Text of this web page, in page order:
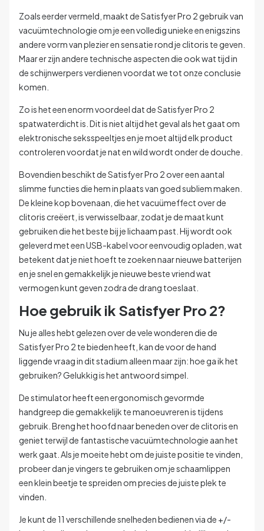
Zoals eerder vermeld, maakt de Satisfyer Pro 2 gebruik van
vacuümtechnologie om je een volledig unieke en enigszins
andere vorm van plezier en sensatie rond je clitoris te geven.
Maar er zijn andere technische aspecten die ook wat tijd in
de schijnwerpers verdienen voordat we tot onze conclusie
komen.
Zo is het een enorm voordeel dat de Satisfyer Pro 2
spatwaterdicht is. Dit is niet altijd het geval als het gaat om
elektronische seksspeeltjes en je moet altijd elk product
controleren voordat je nat en wild wordt onder de douche.
Bovendien beschikt de Satisfyer Pro 2 over een aantal
slimme functies die hem in plaats van goed subliem maken.
De kleine kop bovenaan, die het vacuümeffect over de
clitoris creëert, is verwisselbaar, zodat je de maat kunt
gebruiken die het beste bij je lichaam past. Hij wordt ook
geleverd met een USB-kabel voor eenvoudig opladen, wat
betekent dat je niet hoeft te zoeken naar nieuwe batterijen
en je snel en gemakkelijk je nieuwe beste vriend wat
vermogen kunt geven zodra de drang toeslaat.
Hoe gebruik ik Satisfyer Pro 2?
Nu je alles hebt gelezen over de vele wonderen die de
Satisfyer Pro 2 te bieden heeft, kan de voor de hand
liggende vraag in dit stadium alleen maar zijn: hoe ga ik het
gebruiken? Gelukkig is het antwoord simpel.
De stimulator heeft een ergonomisch gevormde
handgreep die gemakkelijk te manoeuvreren is tijdens
gebruik. Breng het hoofd naar beneden over de clitoris en
geniet terwijl de fantastische vacuümtechnologie aan het
werk gaat. Als je moeite hebt om de juiste positie te vinden,
probeer dan je vingers te gebruiken om je schaamlippen
een klein beetje te spreiden om precies de juiste plek te
vinden.
Je kunt de 11 verschillende snelheden bedienen via de +/-